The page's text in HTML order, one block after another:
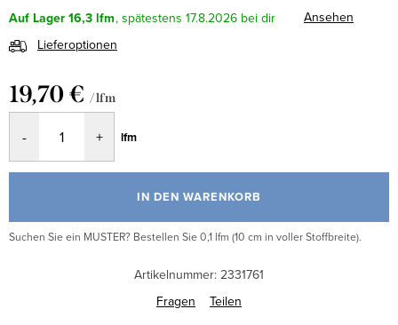
Auf Lager16,3 lfm 17.8.2026
Ansehen
Lieferoptionen
19,70 € / lfm
lfm
IN DEN WARENKORB
Suchen Sie ein MUSTER? Bestellen Sie 0,1 lfm (10 cm in voller Stoffbreite).
Artikelnummer: 2331761
Fragen
Teilen